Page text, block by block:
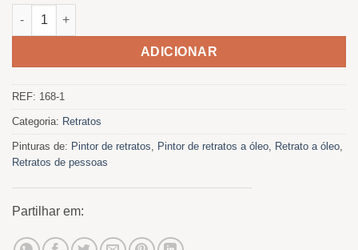
Quantidade de The Pipe Guy
ADICIONAR
REF: 168-1
Categoria: Retratos
Pinturas de: Pintor de retratos Pintor de retratos a óleo Retrato a óleo
Retratos de pessoas
Partilhar em: